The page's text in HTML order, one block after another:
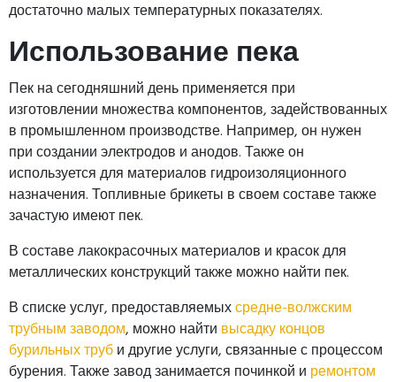
достаточно малых температурных показателях.
Использование пека
Пек на сегодняшний день применяется при
изготовлении множества компонентов, задействованных
в промышленном производстве. Например, он нужен
при создании электродов и анодов. Также он
используется для материалов гидроизоляционного
назначения. Топливные брикеты в своем составе также
зачастую имеют пек.
В составе лакокрасочных материалов и красок для
металлических конструкций также можно найти пек.
В списке услуг, предоставляемыхсредне-волжским
трубным заводом, можно найти высадку концов
бурильных труб и другие услуги, связанные с процессом
бурения. Также завод занимается починкой и ремонтом